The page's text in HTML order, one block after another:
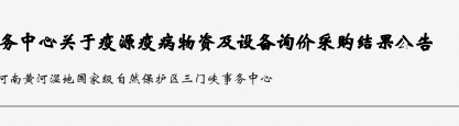
中心关于疫源疫病物资及设备询价采购结果公告
南黄河湿地国家级自然保护区三门峡事务中心